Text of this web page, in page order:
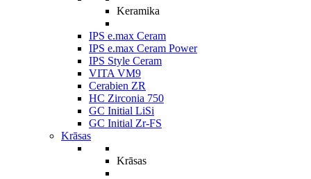
Keramika
IPS e.max Ceram
IPS e.max Ceram Power
IPS Style Ceram
VITA VM9
Cerabien ZR
HC Zirconia 750
GC Initial LiSi
GC Initial Zr-FS
Krāsas
Krāsas